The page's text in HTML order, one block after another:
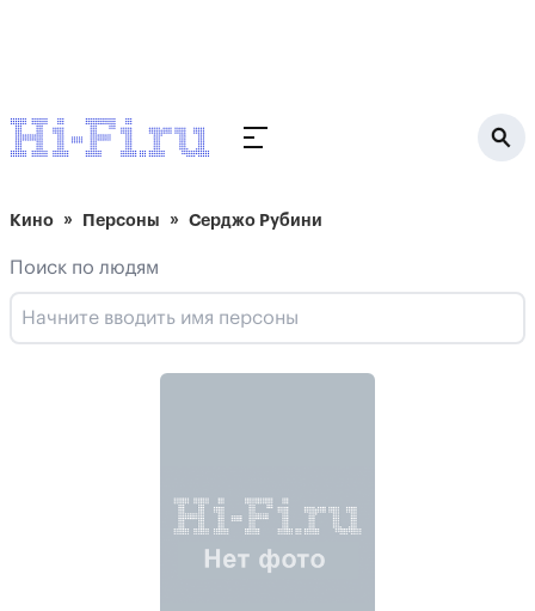
Кино Персоны Серджо Рубини
Поиск по людям